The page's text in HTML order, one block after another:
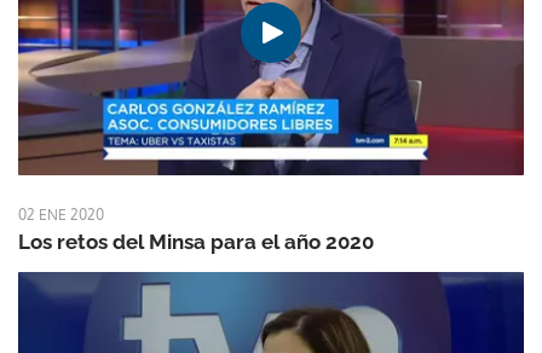
02 ENE 2020
Los retos del Minsa para el año 2020